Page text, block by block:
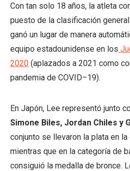
Con tan solo 18 años, la atleta
puesto de la clasificación
ganó un lugar de manera
equipo estadounidense en los
2020 (aplazados a 2021 como
pandemia de COVID–19).
En Japón, Lee representó junto
Simone Biles, Jordan Chiles y
conjunto se llevaron la plata en
mientras que en la categoría de
consiguió la medalla de bronce.